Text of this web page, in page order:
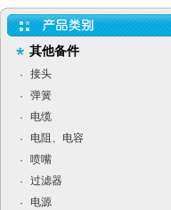
其他备件
·
接头
·
弹簧
·
电缆
·
电阻、电容
·
喷嘴
·
过滤器
·
电源